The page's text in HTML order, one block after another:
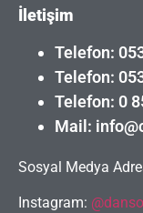
İletişim
Telefon:
Telefon:
Telefon: 0
Mail:
Sosyal Medya
Instagram: